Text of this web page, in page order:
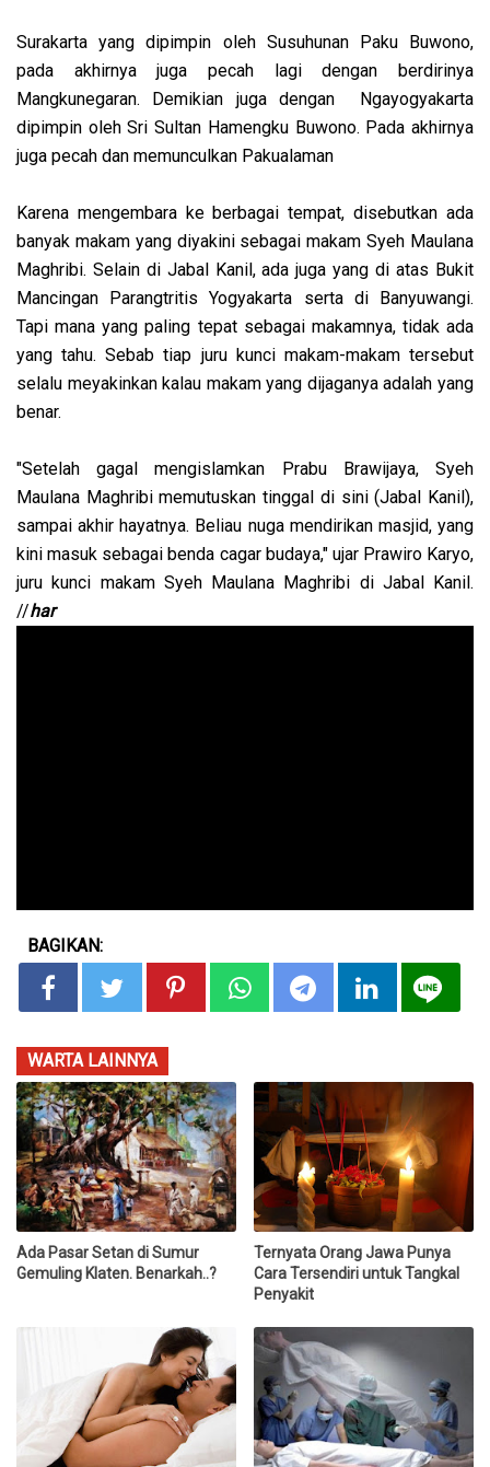
Surakarta yang dipimpin oleh Susuhunan Paku Buwono,
pada akhirnya juga pecah lagi dengan berdirinya
Mangkunegaran. Demikian juga dengan Ngayogyakarta
dipimpin oleh Sri Sultan Hamengku Buwono. Pada akhirnya
juga pecah dan memunculkan Pakualaman
Karena mengembara ke berbagai tempat, disebutkan ada
banyak makam yang diyakini sebagai makam Syeh Maulana
Maghribi. Selain di Jabal Kanil, ada juga yang di atas Bukit
Mancingan Parangtritis Yogyakarta serta di Banyuwangi.
Tapi mana yang paling tepat sebagai makamnya, tidak ada
yang tahu. Sebab tiap juru kunci makam-makam tersebut
selalu meyakinkan kalau makam yang dijaganya adalah yang
benar.
"Setelah gagal mengislamkan Prabu Brawijaya, Syeh
Maulana Maghribi memutuskan tinggal di sini (Jabal Kanil),
sampai akhir hayatnya. Beliau nuga mendirikan masjid, yang
kini masuk sebagai benda cagar budaya," ujar Prawiro Karyo,
juru kunci makam Syeh Maulana Maghribi di Jabal Kanil.
//har
BAGIKAN:
WARTA LAINNYA
Ada Pasar Setan di Sumur
Gemuling Klaten. Benarkah..?
Ternyata Orang Jawa Punya
Cara Tersendiri untuk Tangkal
Penyakit